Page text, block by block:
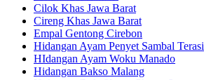
Cilok Khas Jawa Barat
Cireng Khas Jawa Barat
Empal Gentong Cirebon
Hidangan Ayam Penyet Sambal Terasi
HIdangan Ayam Woku Manado
Hidangan Bakso Malang